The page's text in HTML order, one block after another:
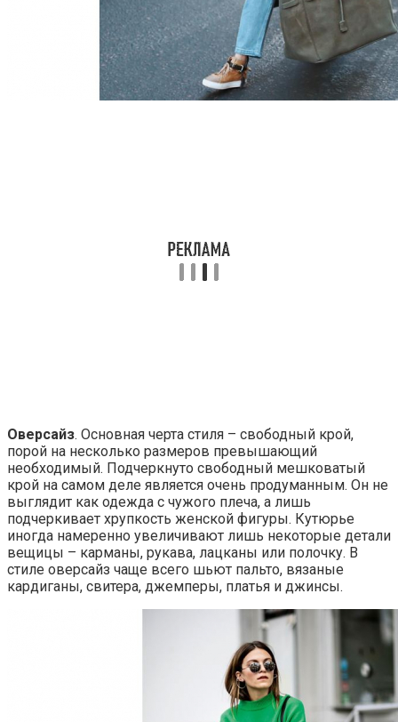
Оверсайз. Основная черта стиля – свободный крой,
порой на несколько размеров превышающий
необходимый. Подчеркнуто свободный мешковатый
крой на самом деле является очень продуманным. Он не
выглядит как одежда с чужого плеча, а лишь
подчеркивает хрупкость женской фигуры. Кутюрье
иногда намеренно увеличивают лишь некоторые детали
вещицы – карманы, рукава, лацканы или полочку. В
стиле оверсайз чаще всего шьют пальто, вязаные
кардиганы, свитера, джемперы, платья и джинсы.